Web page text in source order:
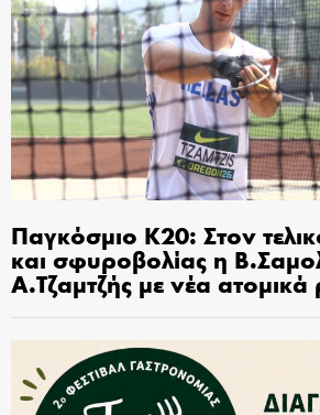
Παγκόσμιο Κ20: Στον
και σφυροβολίας η
Α.Τζαμτζής με νέα ατομικά